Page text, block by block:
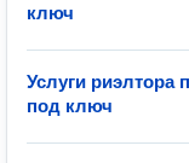
ключ
Услуги риэлтора
под ключ